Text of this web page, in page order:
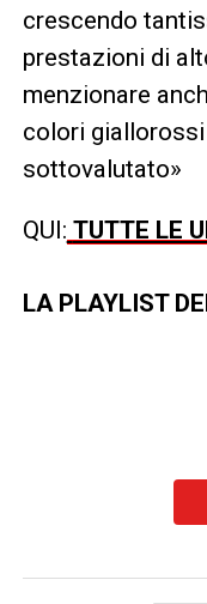
crescendo
prestazioni di
menzionare
colori
sottovalutato»
QUI: TUTTE LE
LA PLAYLIST